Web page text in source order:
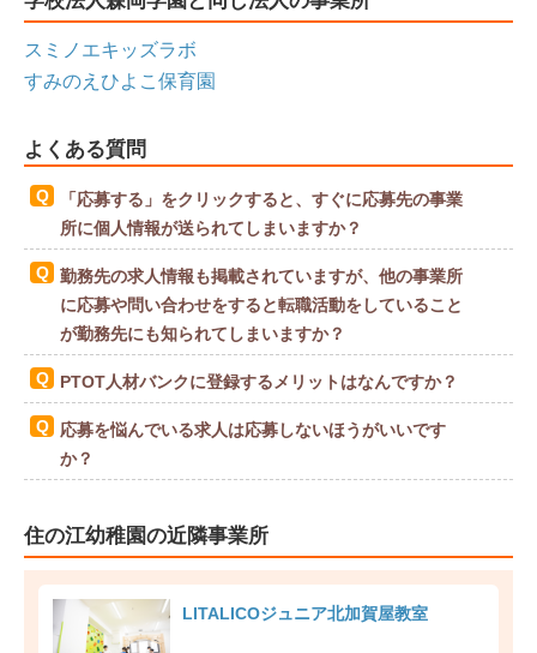
スミノエキッズラボ
すみのえひよこ保育園
よくある質問
「応募する」をクリックすると、すぐに応募先の事業
所に個人情報が送られてしまいますか？
勤務先の求人情報も掲載されていますが、他の事業所
に応募や問い合わせをすると転職活動をしていること
が勤務先にも知られてしまいますか？
PTOT人材バンクに登録するメリットはなんですか？
応募を悩んでいる求人は応募しないほうがいいです
か？
住の江幼稚園の近隣事業所
LITALICOジュニア北加賀屋教室